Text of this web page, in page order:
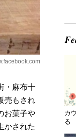
・麻布十
売もされ
お菓子や
かされた
カ
る